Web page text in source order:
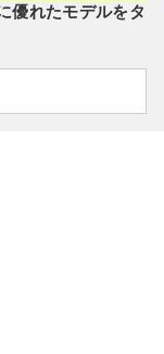
優れたモデルをタ